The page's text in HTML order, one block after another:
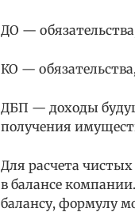
ДО —
КО —
ДБП — доходы
получения
Для расчета
в балансе
балансу, формулу